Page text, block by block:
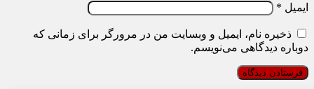
ایمیل *
ذخیره نام، ایمیل و وبسایت من در مرورگر برای زمانی که
دوباره دیدگاهی می‌نویسم.